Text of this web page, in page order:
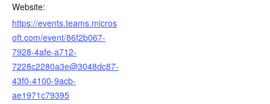
Website:
https://events.teams.micros
oft.com/event/86f2b067-
7928-4afe-a712-
7228c2280a3e@3048dc87-
43f0-4100-9acb-
ae1971c79395